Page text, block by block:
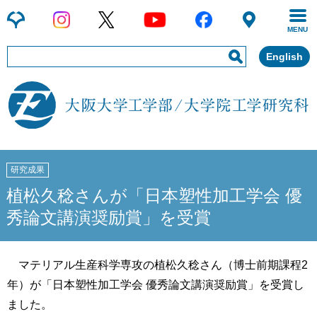
MENU
English
研究成果
植松久稔さんが「日本塑性加工学会 優
秀論文講演奨励賞」を受賞
マテリアル生産科学専攻の植松久稔さん（博士前期課程2
年）が「日本塑性加工学会 優秀論文講演奨励賞」を受賞し
ました。